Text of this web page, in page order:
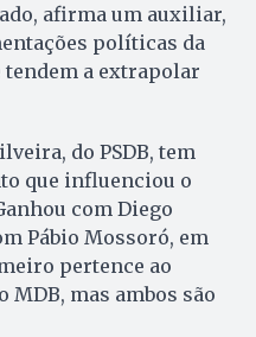
afirma um auxiliar,
políticas da
tendem a extrapolar
do PSDB, tem
que influenciou o
com Diego
Pábio Mossoró, em
pertence ao
MDB, mas ambos são